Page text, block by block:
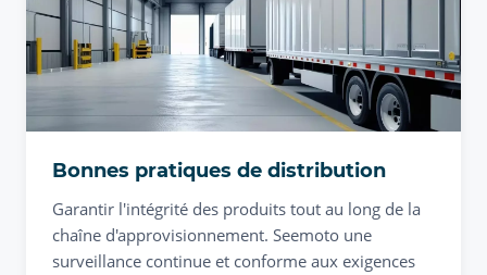
Bonnes pratiques de distribution
Garantir l'intégrité des produits tout au long de la
chaîne d'approvisionnement. Seemoto une
surveillance continue et conforme aux exigences